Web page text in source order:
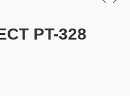
PT-328